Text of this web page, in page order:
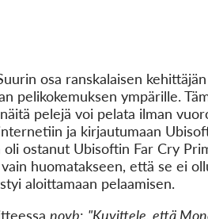
osa ranskalaisen
pelikokemuksen ympärille.
pelejä voi pelata ilman
ja kirjautumaan
ostanut Ubisoftin Far Cry
huomatakseen, että se ei
aloittamaan pelaamisen.
noyb: "Kuvittele, että